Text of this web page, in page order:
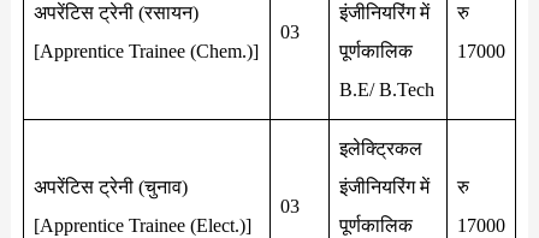
अपरेंटिस ट्रेनी (रसायन)
[Apprentice Trainee (Chem.)]
03
इंजीनियरिंग में
पूर्णकालिक
B.E/ B.Tech
रु
17000
अपरेंटिस ट्रेनी (चुनाव)
[Apprentice Trainee (Elect.)]
03
इलेक्ट्रिकल
इंजीनियरिंग में
पूर्णकालिक
रु
17000